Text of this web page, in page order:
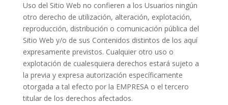
Uso del Sitio Web no confieren a los Usuarios ningún
otro derecho de utilización, alteración, explotación,
reproducción, distribución o comunicación pública del
Sitio Web y/o de sus Contenidos distintos de los aquí
expresamente previstos. Cualquier otro uso o
explotación de cualesquiera derechos estará sujeto a
la previa y expresa autorización específicamente
otorgada a tal efecto por la EMPRESA o el tercero
titular de los derechos afectados.